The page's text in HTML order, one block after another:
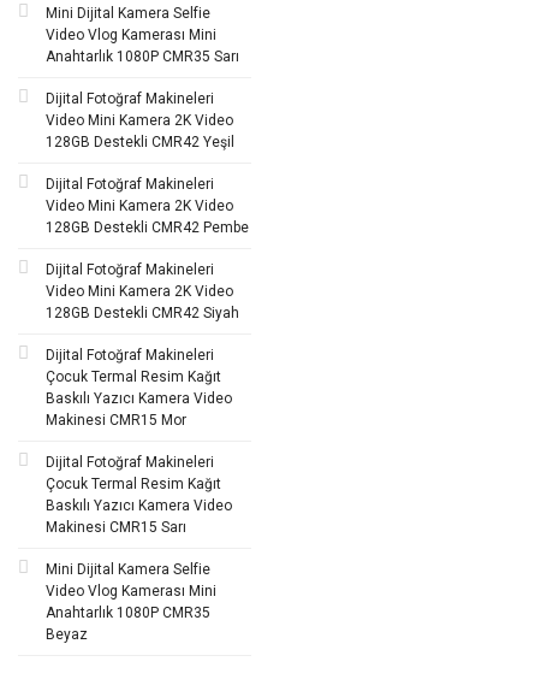
Mini Dijital Kamera Selfie
Video Vlog Kamerası Mini
Anahtarlık 1080P CMR35 Sarı
Dijital Fotoğraf Makineleri
Video Mini Kamera 2K Video
128GB Destekli CMR42 Yeşil
Dijital Fotoğraf Makineleri
Video Mini Kamera 2K Video
128GB Destekli CMR42 Pembe
Dijital Fotoğraf Makineleri
Video Mini Kamera 2K Video
128GB Destekli CMR42 Siyah
Dijital Fotoğraf Makineleri
Çocuk Termal Resim Kağıt
Baskılı Yazıcı Kamera Video
Makinesi CMR15 Mor
Dijital Fotoğraf Makineleri
Çocuk Termal Resim Kağıt
Baskılı Yazıcı Kamera Video
Makinesi CMR15 Sarı
Mini Dijital Kamera Selfie
Video Vlog Kamerası Mini
Anahtarlık 1080P CMR35
Beyaz